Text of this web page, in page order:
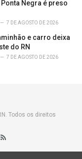
Negra é preso
7 DE AGOSTO DE 2026
e carro deixa
do RN
7 DE AGOSTO DE 2026
Todos os direitos